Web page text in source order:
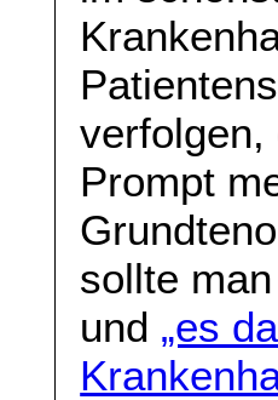
verfolgen,
Prompt
sollte
und „es